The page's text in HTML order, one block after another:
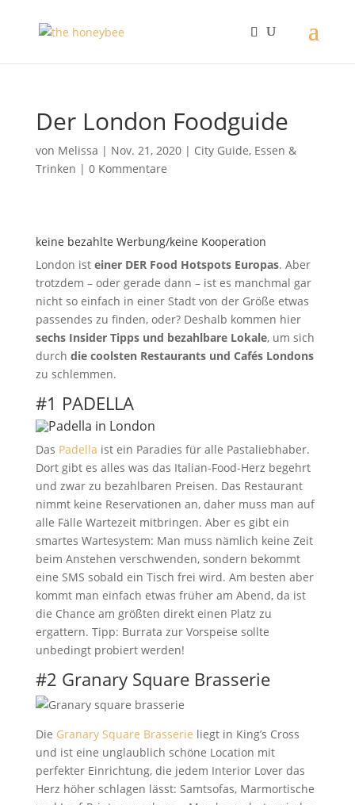
Der London Foodguide
von Melissa | Nov. 21, 2020| City Guide, Essen &
Trinken | 0 Kommentare
keine bezahlte Werbung/keine Kooperation
London ist einer DER Food Hotspots Europas. Aber
trotzdem – oder gerade dann – ist es manchmal gar
nicht so einfach in einer Stadt von der Größe etwas
passendes zu finden, oder? Deshalb kommen hier
sechs Insider Tipps und bezahlbare Lokale, um sich
durch die coolsten Restaurants und Cafés Londons
zu schlemmen.
#1 PADELLA
Das Padella ist ein Paradies für alle Pastaliebhaber.
Dort gibt es alles was das Italian-Food-Herz begehrt
und zwar zu bezahlbaren Preisen. Das Restaurant
nimmt keine Reservationen an, daher muss man auf
alle Fälle Wartezeit mitbringen. Aber es gibt ein
smartes Wartesystem: Man muss nämlich keine Zeit
beim Anstehen verschwenden, sondern bekommt
eine SMS sobald ein Tisch frei wird. Am besten aber
kommt man einfach etwas früher am Abend, da ist
die Chance am größten direkt einen Platz zu
ergattern. Tipp: Burrata zur Vorspeise sollte
unbedingt probiert werden!
#2 Granary Square Brasserie
Die Granary Square Brasserie liegt in King’s Cross
und ist eine unglaublich schöne Location mit
perfekter Einrichtung, die jedem Interior Lover das
Herz höher schlagen lässt: Samtsofas, Marmortische